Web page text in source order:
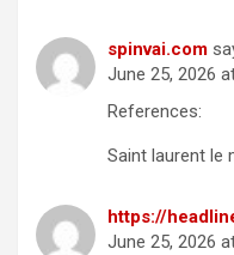
spinvai.com
June 25, 2026
References:
Saint laurent le
https://
June 25, 2026